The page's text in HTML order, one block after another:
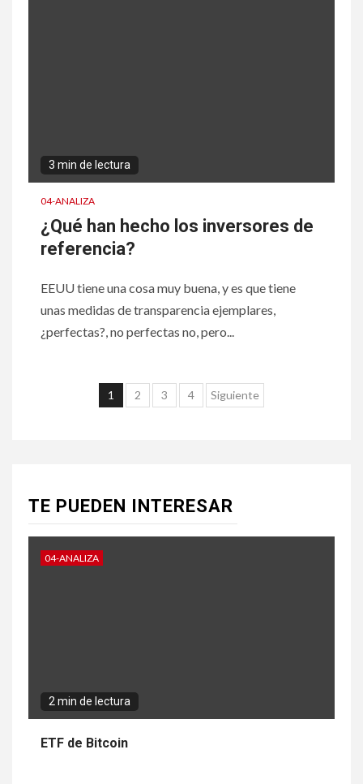
3 min de lectura
04-ANALIZA
¿Qué han hecho los inversores de
referencia?
EEUU tiene una cosa muy buena, y es que tiene
unas medidas de transparencia ejemplares,
¿perfectas?, no perfectas no, pero...
Paginación
1 2 3 4 Siguiente
TE PUEDEN INTERESAR
04-ANALIZA
2 min de lectura
ETF de Bitcoin